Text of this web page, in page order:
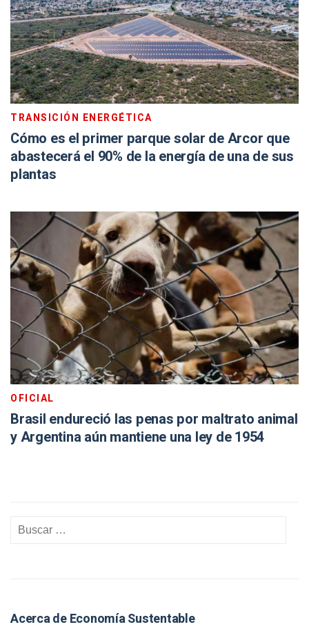
TRANSICIÓN ENERGÉTICA
Cómo es el primer parque solar de Arcor que
abastecerá el 90% de la energía de una de sus
plantas
OFICIAL
Brasil endureció las penas por maltrato animal
y Argentina aún mantiene una ley de 1954
Acerca de Economía Sustentable